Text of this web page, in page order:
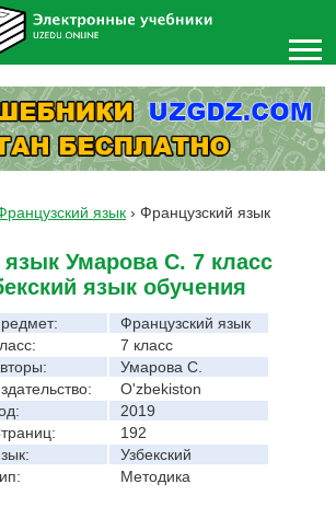
язык › Французский язык
Умарова С. 7 класс
язык обучения
Французский язык
7 класс
Умарова С.
O'zbekiston
2019
192
Узбекский
Методика